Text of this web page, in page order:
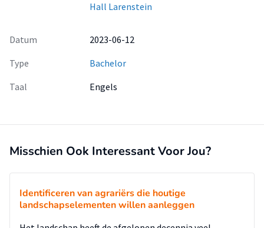
Hall Larenstein
Datum
2023-06-12
Type
Bachelor
Taal
Engels
Misschien Ook Interessant Voor Jou?
Identificeren van agrariërs die houtige
landschapselementen willen aanleggen